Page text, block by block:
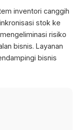
inventori canggih
stok ke
risiko
bisnis. Layanan
bisnis